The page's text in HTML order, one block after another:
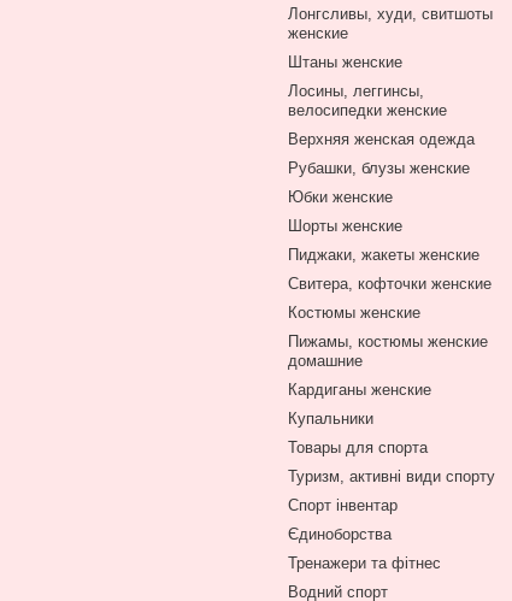
Лонгсливы, худи, свитшоты
женские
Штаны женские
Лосины, леггинсы,
велосипедки женские
Верхняя женская одежда
Рубашки, блузы женские
Юбки женские
Шорты женские
Пиджаки, жакеты женские
Свитера, кофточки женские
Костюмы женские
Пижамы, костюмы женские
домашние
Кардиганы женские
Купальники
Товары для спорта
Туризм, активні види спорту
Спорт інвентар
Єдиноборства
Тренажери та фітнес
Водний спорт